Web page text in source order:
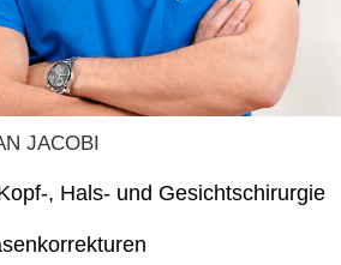
JACOBI
, Hals- und Gesichtschirurgie